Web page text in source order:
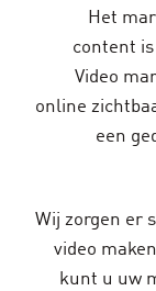
Het
content
Video
online
een
Wij zorgen er
video
kunt u uw